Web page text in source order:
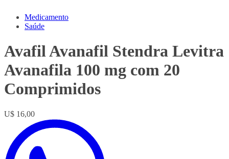
Medicamento
Saúde
Avafil Avanafil Stendra Levitra
Avanafila 100 mg com 20
Comprimidos
U$ 16,00